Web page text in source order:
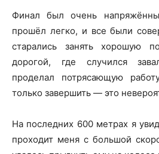
Финал был очень
прошёл легко, и все были
старались занять хорошую
дорогой, где случился
проделал потрясающую
только завершить — это
На последних 600 метрах я
проходит меня с большой